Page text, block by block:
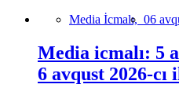
Media İcmalı, 06
Media icmalı: 5
6 avqust 2026-cı